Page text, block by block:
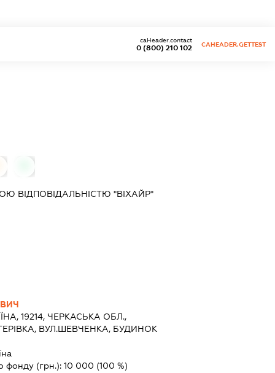
0 (800) 210 102
caHeader.contact
CAHEADER.GETTEST
ВІДПОВІДАЛЬНІСТЮ "ВІХАЙР"
19214, ЧЕРКАСЬКА ОБЛ.,
ВУЛ.ШЕВЧЕНКА, БУДИНОК
фонду (грн.): 10 000 (100 %)